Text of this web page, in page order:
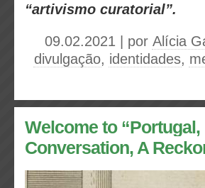
“artivismo curatorial”.
09.02.2021 | por Alícia
divulgação, identidades,
Welcome to
Conversation, A